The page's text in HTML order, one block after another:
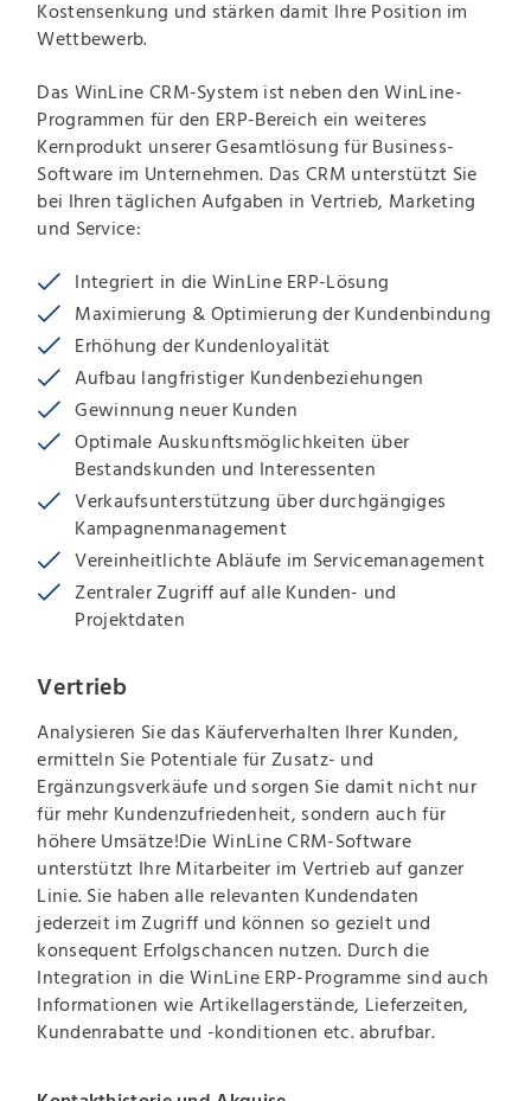
Kostensenkung und stärken damit Ihre Position im
Wettbewerb.
Das WinLine CRM-System ist neben den WinLine-
Programmen für den ERP-Bereich ein weiteres
Kernprodukt unserer Gesamtlösung für Business-
Software im Unternehmen. Das CRM unterstützt Sie
bei Ihren täglichen Aufgaben in Vertrieb, Marketing
und Service:
Integriert in die WinLine ERP-Lösung
Maximierung & Optimierung der Kundenbindung
Erhöhung der Kundenloyalität
Aufbau langfristiger Kundenbeziehungen
Gewinnung neuer Kunden
Optimale Auskunftsmöglichkeiten über
Bestandskunden und Interessenten
Verkaufsunterstützung über durchgängiges
Kampagnenmanagement
Vereinheitlichte Abläufe im Servicemanagement
Zentraler Zugriff auf alle Kunden- und
Projektdaten
Vertrieb
Analysieren Sie das Käuferverhalten Ihrer Kunden,
ermitteln Sie Potentiale für Zusatz- und
Ergänzungsverkäufe und sorgen Sie damit nicht nur
für mehr Kundenzufriedenheit, sondern auch für
höhere Umsätze!Die WinLine CRM-Software
unterstützt Ihre Mitarbeiter im Vertrieb auf ganzer
Linie. Sie haben alle relevanten Kundendaten
jederzeit im Zugriff und können so gezielt und
konsequent Erfolgschancen nutzen. Durch die
Integration in die WinLine ERP-Programme sind auch
Informationen wie Artikellagerstände, Lieferzeiten,
Kundenrabatte und -konditionen etc. abrufbar.